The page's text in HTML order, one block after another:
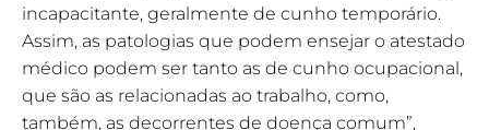
incapacitante, geralmente de cunho temporário.
Assim, as patologias que podem ensejar o atestado
médico podem ser tanto as de cunho ocupacional,
que são as relacionadas ao trabalho, como,
também, as decorrentes de doença comum”,